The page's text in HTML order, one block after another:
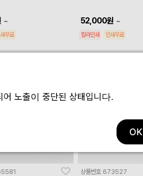
~
무료
52,000원 ~
칼라인쇄 인쇄무료
상품번호 673527
노출이 중단된 상태입니다.
OK